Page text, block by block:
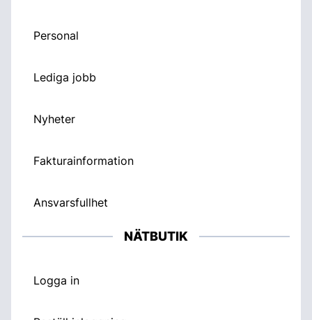
Personal
Lediga jobb
Nyheter
Fakturainformation
Ansvarsfullhet
NÄTBUTIK
Logga in